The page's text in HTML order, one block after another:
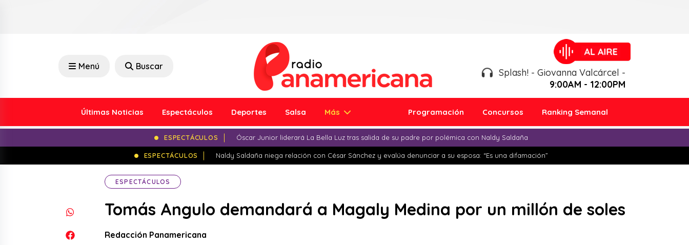
Menú Buscar
Splash! - Giovanna Valcárcel -
9:00AM - 12:00PM
Últimas Noticias Espectáculos Deportes Salsa Más Programación Concursos Ranking Semanal
ESPECTÁCULOS Óscar Junior liderará La Bella Luz tras salida de su padre por polémica con Naldy Saldaña
ESPECTÁCULOS Naldy Saldaña niega relación con César Sánchez y evalúa denunciar a su esposa: “Es una difamación”
ESPECTÁCULOS
Tomás Angulo demandará a Magaly Medina por un millón de soles
Redacción Panamericana